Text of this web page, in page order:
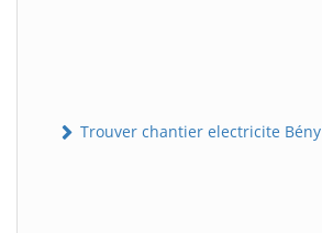
Trouver chantier electricite Bény